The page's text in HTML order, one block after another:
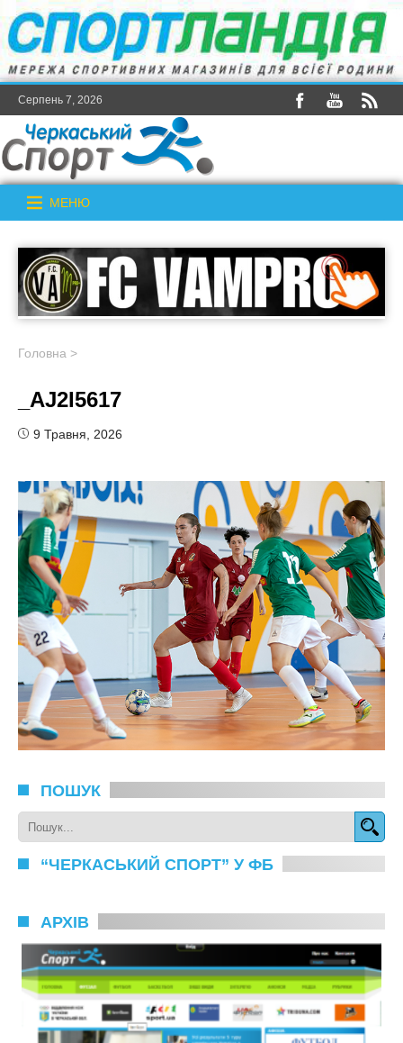
Серпень 7, 2026
МЕНЮ
Головна >
_AJ2I5617
9 Травня, 2026
ПОШУК
“ЧЕРКАСЬКИЙ СПОРТ” У ФБ
АРХІВ